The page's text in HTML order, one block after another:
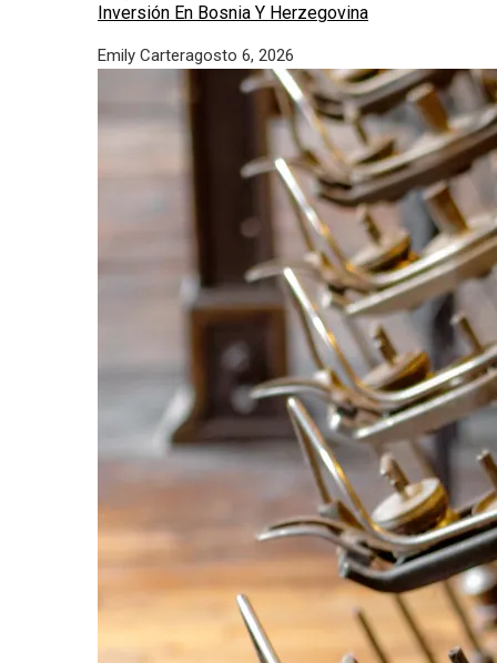
Inversión En Bosnia Y Herzegovina
Emily Carteragosto 6, 2026